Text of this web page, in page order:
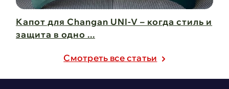
Капот для Changan UNI-V – когда стиль и
защита в одно ...
Cмотреть все статьи